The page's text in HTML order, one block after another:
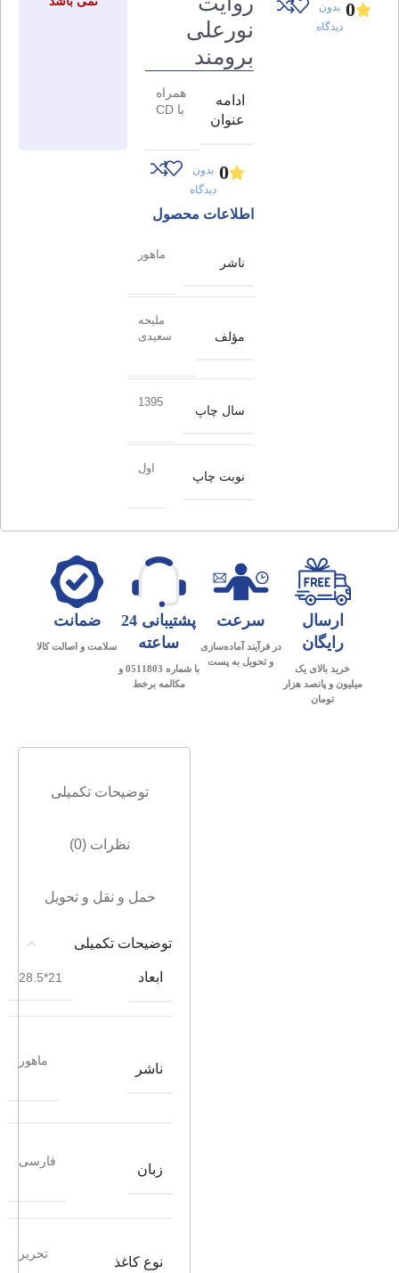
0 بدون
دیدگاه
نورعلی
برومند
ادامه
عنوان
همراه
با CD
0 بدون
دیدگاه
اطلاعات محصول
ناشر
ماهور
مؤلف
ملیحه
سعیدی
سال چاپ
1395
نوبت چاپ
اول
ارسال
رایگان
خرید بالای یک
میلیون و پانصد هزار
تومان
سرعت
در فرآیند آماده‌سازی
و تحویل به پست
پشتیبانی 24
ساعته
با شماره 0511803 و
مکالمه برخط
ضمانت
سلامت و اصالت کالا
توضیحات تکمیلی
نظرات (0)
حمل و نقل و تحویل
توضیحات تکمیلی
ابعاد 21*28.5
ناشر
ماهور
زبان
فارسی
نوع کاغذ
تحریر